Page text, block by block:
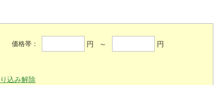
価格帯： 円 ～ 円
込み解除